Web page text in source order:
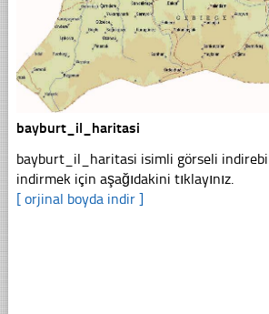
bayburt_il_haritasi
bayburt_il_haritasi isimli görseli
indirmek için aşağıdakini tıklayınız.
[ orjinal boyda indir ]